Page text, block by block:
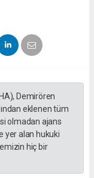
Demirören
eklenen tüm
olmadan ajans
yer alan hukuki
hiç bir